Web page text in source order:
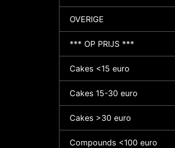
OVERIGE
*** OP PRIJS ***
Cakes <15 euro
Cakes 15-30 euro
Cakes >30 euro
Compounds <100 euro